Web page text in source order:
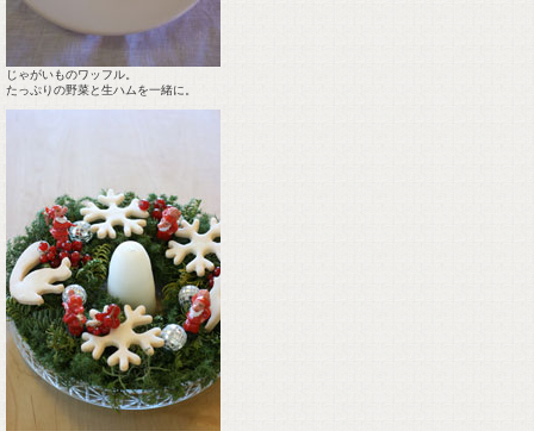
じゃがいものワッフル。
たっぷりの野菜と生ハムを一緒に。